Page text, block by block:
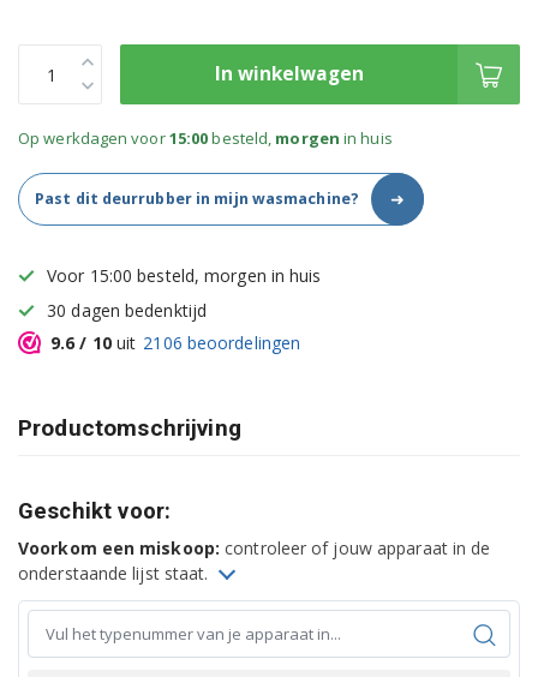
In winkelwagen
Op werkdagen voor15:00besteld, morgen in huis
Past dit deurrubber in mijn wasmachine? ➜
Voor 15:00 besteld, morgen in huis
30 dagen bedenktijd
9.6 / 10uit 2106 beoordelingen
Productomschrijving
Geschikt voor:
Voorkom een miskoop: controleer of jouw apparaat in de
onderstaande lijst staat.